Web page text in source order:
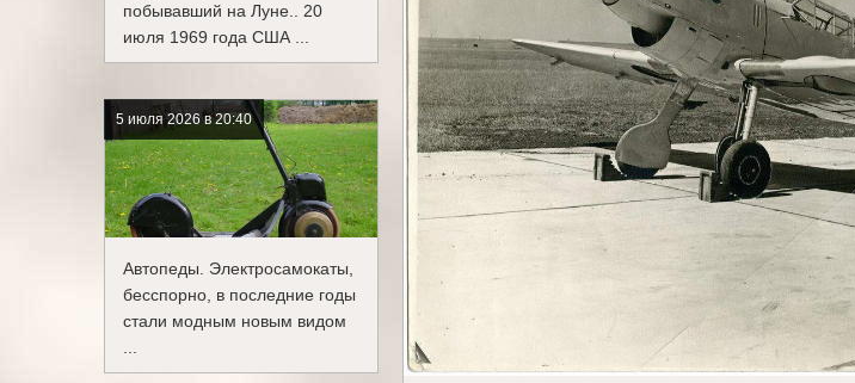
побывавший на Луне.. 20
июля 1969 года США ...
5 июля 2026 в 20:40
Автопеды. Электросамокаты,
бесспорно, в последние годы
стали модным новым видом